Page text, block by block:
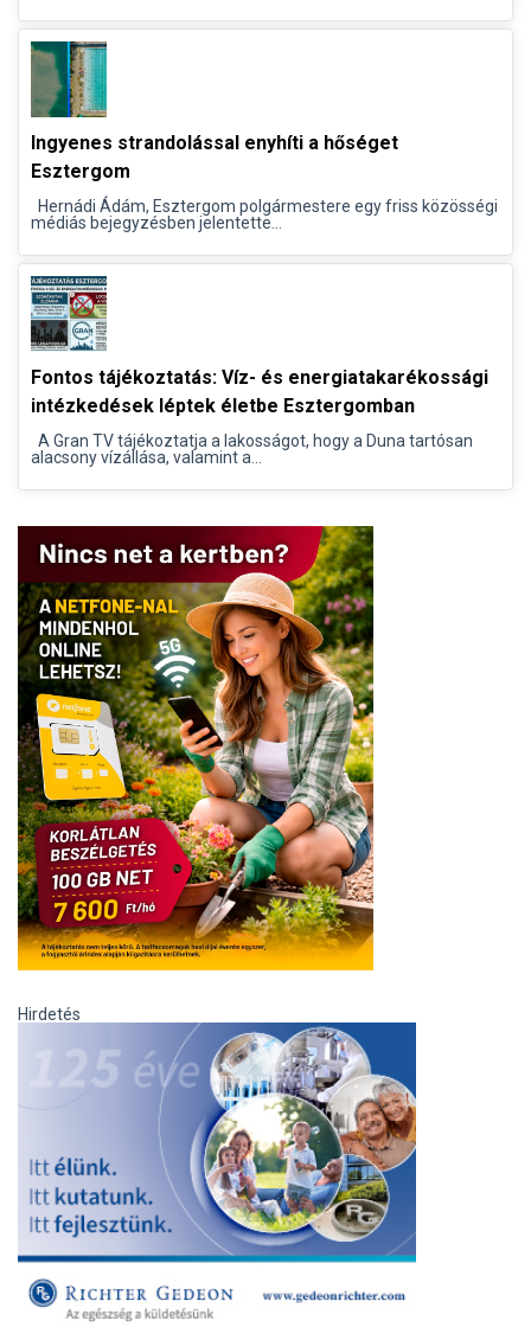
Ingyenes strandolással enyhíti a hőséget
Esztergom
Hernádi Ádám, Esztergom polgármestere egy friss közösségi
médiás bejegyzésben jelentette...
Fontos tájékoztatás: Víz- és energiatakarékossági
intézkedések léptek életbe Esztergomban
A Gran TV tájékoztatja a lakosságot, hogy a Duna tartósan
alacsony vízállása, valamint a...
Hirdetés